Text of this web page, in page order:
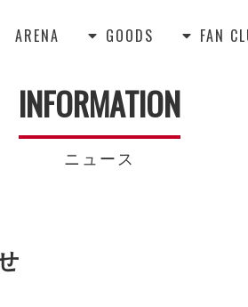
ARENA  GOODS  FAN
INFORMATION
ニュース